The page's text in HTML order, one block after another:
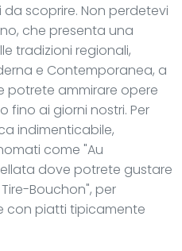
scoprire. Non perdetevi
che presenta una
tradizioni regionali,
e Contemporanea, a
potrete ammirare opere
fino ai giorni nostri. Per
indimenticabile,
come "Au
dove potrete gustare
Bouchon", per
con piatti tipicamente